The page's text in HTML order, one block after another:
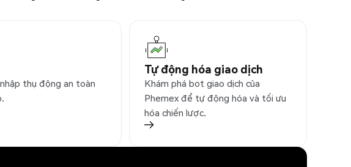
thụ động an toàn
Tự động hóa giao dịch
Khám phá bot giao dịch của
Phemex để tự động hóa và tối ưu
hóa chiến lược.